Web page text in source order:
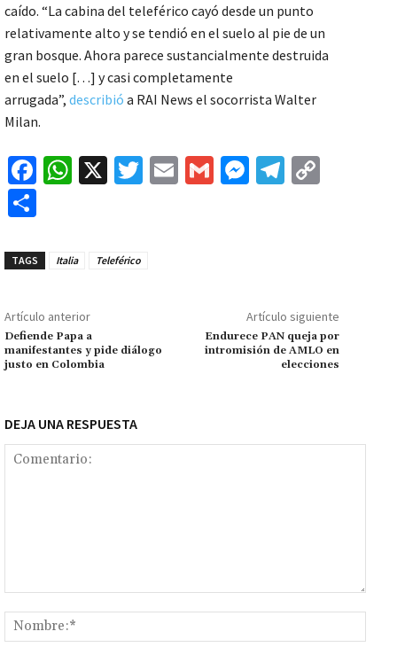
caído. “La cabina del teleférico cayó desde un punto
relativamente alto y se tendió en el suelo al pie de un
gran bosque. Ahora parece sustancialmente destruida
en el suelo […] y casi completamente
arrugada”, describió a RAI News el socorrista Walter
Milan.
Fa
o
k
W
sA
p
X
T
E
G
M
r
Te
n
k
m
ar
tir
TAGS Italia Teleférico
Artículo anterior
Defiende Papa a
manifestantes y pide diálogo
justo en Colombia
Artículo siguiente
Endurece PAN queja por
intromisión de AMLO en
elecciones
DEJA UNA RESPUESTA